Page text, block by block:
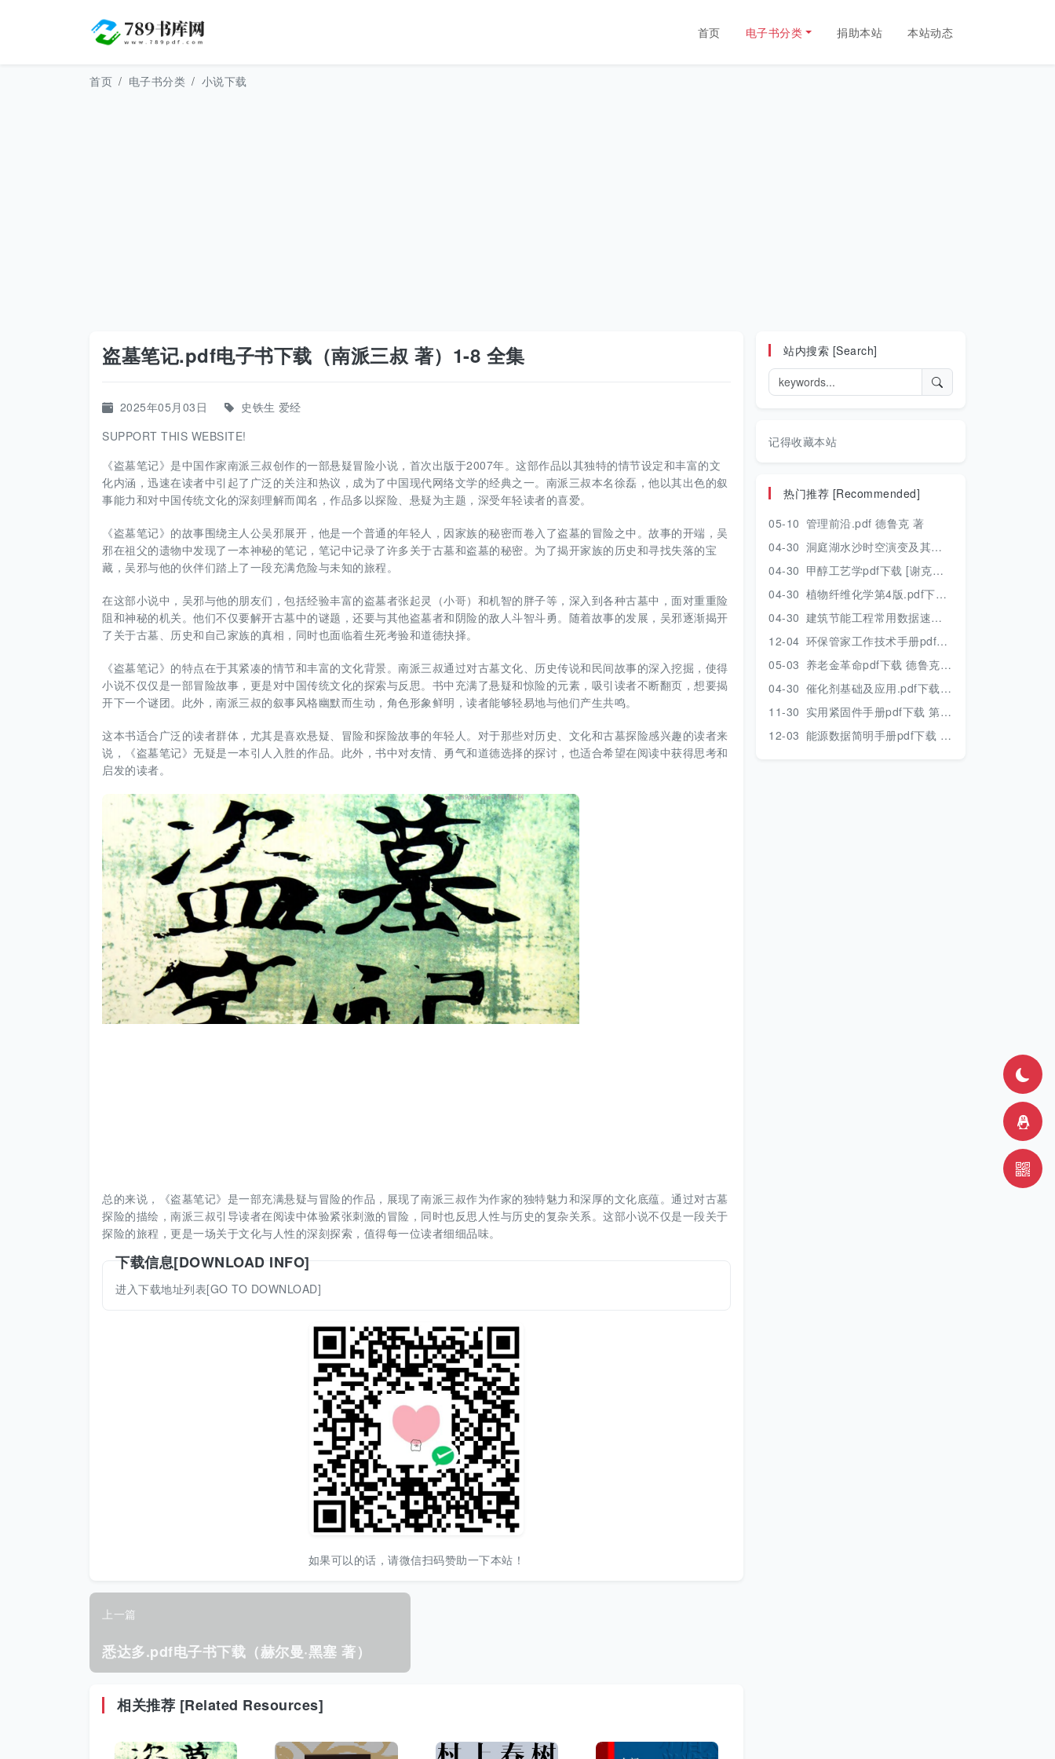
首页 电子书分类 捐助本站 本站动态
首页 电子书分类 小说下载
盗墓笔记.pdf电子书下载（南派三叔 著）1-8 全集
2025年05月03日 史铁生 爱经
SUPPORT THIS WEBSITE!
《盗墓笔记》是中国作家南派三叔创作的一部悬疑冒险小说，首次出版于2007年。这部作品以其独特的情节设定和丰富的文
化内涵，迅速在读者中引起了广泛的关注和热议，成为了中国现代网络文学的经典之一。南派三叔本名徐磊，他以其出色的叙
事能力和对中国传统文化的深刻理解而闻名，作品多以探险、悬疑为主题，深受年轻读者的喜爱。
《盗墓笔记》的故事围绕主人公吴邪展开，他是一个普通的年轻人，因家族的秘密而卷入了盗墓的冒险之中。故事的开端，吴
邪在祖父的遗物中发现了一本神秘的笔记，笔记中记录了许多关于古墓和盗墓的秘密。为了揭开家族的历史和寻找失落的宝
藏，吴邪与他的伙伴们踏上了一段充满危险与未知的旅程。
在这部小说中，吴邪与他的朋友们，包括经验丰富的盗墓者张起灵（小哥）和机智的胖子等，深入到各种古墓中，面对重重险
阻和神秘的机关。他们不仅要解开古墓中的谜题，还要与其他盗墓者和阴险的敌人斗智斗勇。随着故事的发展，吴邪逐渐揭开
了关于古墓、历史和自己家族的真相，同时也面临着生死考验和道德抉择。
《盗墓笔记》的特点在于其紧凑的情节和丰富的文化背景。南派三叔通过对古墓文化、历史传说和民间故事的深入挖掘，使得
小说不仅仅是一部冒险故事，更是对中国传统文化的探索与反思。书中充满了悬疑和惊险的元素，吸引读者不断翻页，想要揭
开下一个谜团。此外，南派三叔的叙事风格幽默而生动，角色形象鲜明，读者能够轻易地与他们产生共鸣。
这本书适合广泛的读者群体，尤其是喜欢悬疑、冒险和探险故事的年轻人。对于那些对历史、文化和古墓探险感兴趣的读者来
说，《盗墓笔记》无疑是一本引人入胜的作品。此外，书中对友情、勇气和道德选择的探讨，也适合希望在阅读中获得思考和
启发的读者。
总的来说，《盗墓笔记》是一部充满悬疑与冒险的作品，展现了南派三叔作为作家的独特魅力和深厚的文化底蕴。通过对古墓
探险的描绘，南派三叔引导读者在阅读中体验紧张刺激的冒险，同时也反思人性与历史的复杂关系。这部小说不仅是一段关于
探险的旅程，更是一场关于文化与人性的深刻探索，值得每一位读者细细品味。
下载信息[DOWNLOAD INFO]
进入下载地址列表[GO TO DOWNLOAD]
如果可以的话，请微信扫码赞助一下本站！
上一篇
悉达多.pdf电子书下载（赫尔曼·黑塞 著）
相关推荐 [Related Resources]
站内搜索 [Search]
记得收藏本站
热门推荐 [Recommended]
05-10 管理前沿.pdf 德鲁克 著
04-30 洞庭湖水沙时空演变及其对水资源安全的影响研究.pdf 胡光伟 著 2017年版
04-30 甲醇工艺学pdf下载 [谢克昌 房鼎业主编] 2010年版
04-30 植物纤维化学第4版.pdf下载 [裴继诚主编] 2012年版
04-30 建筑节能工程常用数据速查手册.pdf下载 [陈慢勤著] 2010年版
12-04 环保管家工作技术手册pdf下载 2019年版
05-03 养老金革命pdf下载 德鲁克 著
04-30 催化剂基础及应用.pdf下载 [季生福 张谦温 赵彬侠编] 2011年版
11-30 实用紧固件手册pdf下载 第三版 2018年版
12-03 能源数据简明手册pdf下载 2017版